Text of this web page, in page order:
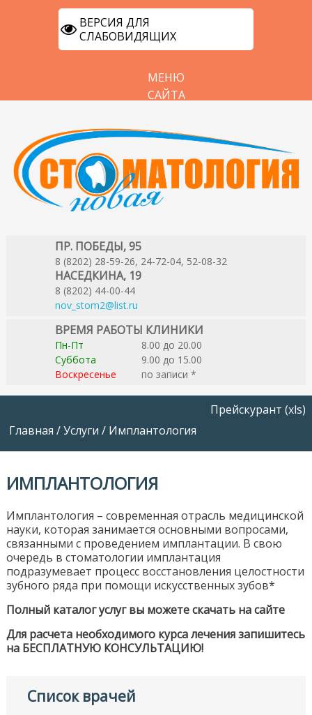
ВЕРСИЯ ДЛЯ
СЛАБОВИДЯЩИХ
МЕНЮ
САЙТА
ПР. ПОБЕДЫ, 95
8 (8202) 28-59-26, 24-72-04, 52-08-32
НАСЕДКИНА, 19
8 (8202) 44-00-44
nov_stom2@list.ru
ВРЕМЯ РАБОТЫ КЛИНИКИ
Пн-Пт
8.00 до 20.00
Суббота
9.00 до 15.00
Воскресенье
по записи *
Главная /Услуги / Имплантология
Прейскурант (xls)
ИМПЛАНТОЛОГИЯ
Имплантология – современная отрасль медицинской
науки, которая занимается основными вопросами,
связанными с проведением имплантации. В свою
очередь в стоматологии имплантация
подразумевает процесс восстановления целостности
зубного ряда при помощи искусственных зубов*
Полный каталог услуг вы можете скачать на сайте
Для расчета необходимого курса лечения запишитесь
на БЕСПЛАТНУЮ КОНСУЛЬТАЦИЮ!
Список врачей